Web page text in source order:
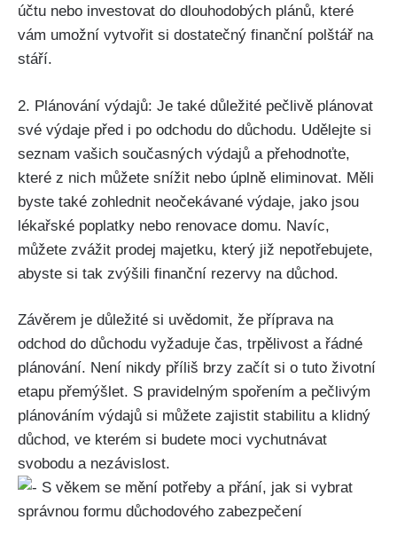
účtu nebo investovat do dlouhodobých plánů, které
vám umožní vytvořit si dostatečný finanční polštář na
stáří.
2. Plánování výdajů: Je také důležité pečlivě plánovat
své výdaje před i po odchodu do důchodu. Udělejte si
seznam vašich současných výdajů a přehodnoťte,
které z nich můžete snížit nebo úplně eliminovat. Měli
byste také zohlednit neočekávané výdaje, jako jsou
lékařské poplatky nebo renovace domu. Navíc,
můžete zvážit prodej majetku, který již nepotřebujete,
abyste si tak zvýšili finanční rezervy na důchod.
Závěrem je důležité si uvědomit, že příprava na
odchod do důchodu vyžaduje čas, trpělivost a řádné
plánování. Není nikdy příliš brzy začít si o tuto životní
etapu přemýšlet. S pravidelným spořením a pečlivým
plánováním výdajů si můžete zajistit stabilitu a klidný
důchod, ve kterém si budete moci vychutnávat
svobodu a nezávislost.